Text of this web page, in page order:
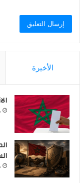
الأخيرة